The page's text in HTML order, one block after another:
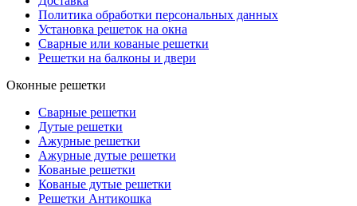
Политика обработки персональных данных
Установка решеток на окна
Сварные или кованые решетки
Решетки на балконы и двери
Оконные решетки
Сварные решетки
Дутые решетки
Ажурные решетки
Ажурные дутые решетки
Кованые решетки
Кованые дутые решетки
Решетки Антикошка